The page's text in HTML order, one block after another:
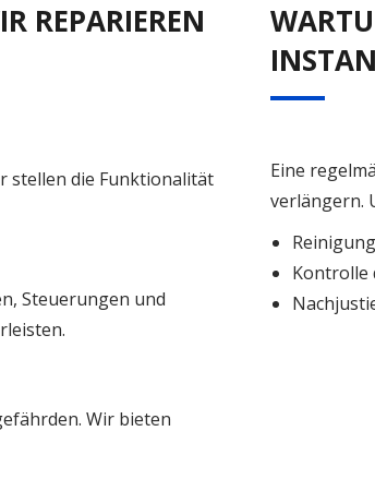
REPARIEREN
stellen die Funktionalität
Steuerungen und
Wir bieten
Eine
verlängern.
Kontrolle